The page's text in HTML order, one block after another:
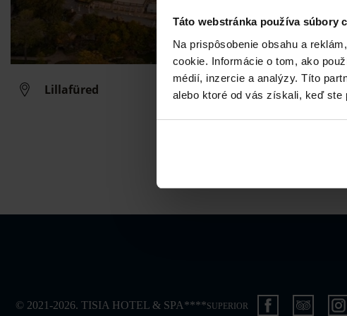
Táto webstránka používa súbory
Na prispôsobenie obsahu a
cookie. Informácie o tom, ako
médií, inzercie a analýzy. Títo
alebo ktoré od vás získali, keď ste
Lillafüred
© 2021-2026. TISIA HOTEL & SPA****SUPERIOR